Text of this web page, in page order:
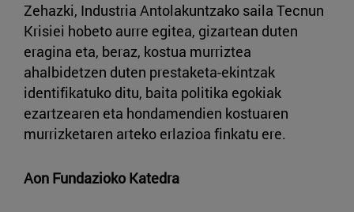
Zehazki, Industria Antolakuntzako saila Tecnun
Krisiei hobeto aurre egitea, gizartean duten
eragina eta, beraz, kostua murriztea
ahalbidetzen duten prestaketa-ekintzak
identifikatuko ditu, baita politika egokiak
ezartzearen eta hondamendien kostuaren
murrizketaren arteko erlazioa finkatu ere.
Aon Fundazioko Katedra